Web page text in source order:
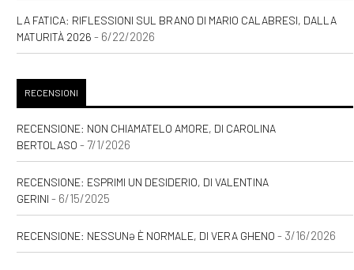
LA FATICA: RIFLESSIONI SUL BRANO DI MARIO CALABRESI, DALLA
MATURITÀ 2026 - 6/22/2026
RECENSIONI
RECENSIONE: NON CHIAMATELO AMORE, DI CAROLINA
BERTOLASO - 7/1/2026
RECENSIONE: ESPRIMI UN DESIDERIO, DI VALENTINA
GERINI - 6/15/2025
RECENSIONE: NESSUNƏ È NORMALE, DI VERA GHENO - 3/16/2026